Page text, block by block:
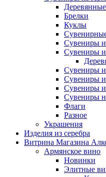
Брелки
Куклы
Сувениры
Сувениры
Сувениры
Сувениры
Сувениры
Сувениры
Флаги
Разное
Украшения
Изделия из серебра
Витрина Магазина
Армянское вино
Новинки
Элитные